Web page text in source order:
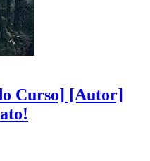
Curso] [Autor]